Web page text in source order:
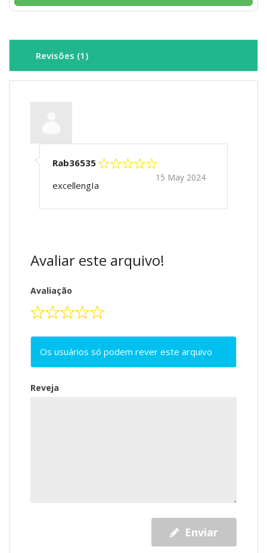
Revisões (1)
Rab36535
15 May 2024
excellengIa
Avaliar este arquivo!
Avaliação
Os usuários só podem rever este arquivo
Reveja
Enviar